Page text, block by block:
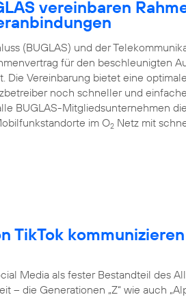
vereinbaren
(BUGLAS) und der
für den beschleunigten
Die Vereinbarung bietet eine
noch schneller und
BUGLAS-Mitgliedsunternehmen die
im O2 Netz mit
TikTok
Media als fester Bestandteil des
– die Generationen „Z“ wie auch